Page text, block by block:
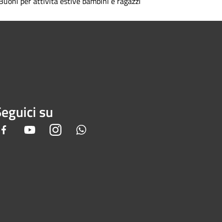
su
Facebook YoutubeInstagram